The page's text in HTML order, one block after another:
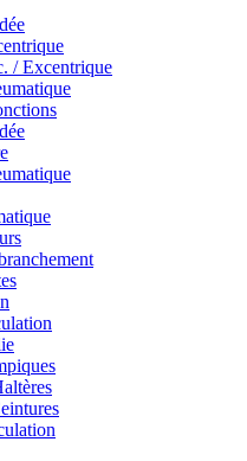
/ Excentrique